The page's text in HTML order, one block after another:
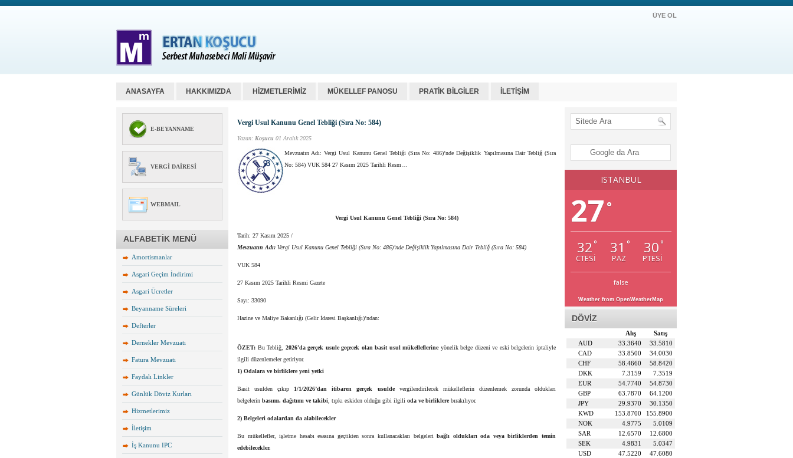
ÜYE OL
ANASAYFA HAKKIMIZDA HİZMETLERİMİZ MÜKELLEF PANOSU PRATİK BİLGİLER İLETİŞİM
E-BEYANNAME
VERGI DAIRESI
WEBMAIL
ALFABETİK MENÜ
Amortismanlar
Asgari Geçim İndirimi
Asgari Ücretler
Beyanname Süreleri
Defterler
Dernekler Mevzuatı
Fatura Mevzuatı
Faydalı Linkler
Günlük Döviz Kurları
Hizmetlerimiz
İletişim
İş Kanunu IPC
Vergi Usul Kanunu Genel Tebliği (Sıra No: 584)
Yazan: Koşucu 01 Aralık 2025
Mevzuatın Adı: Vergi Usul Kanunu Genel Tebliği (Sıra No: 486)’nde Değişiklik Yapılmasına Dair Tebliğ (Sıra
No: 584) VUK 584 27 Kasım 2025 Tarihli Resm…
Vergi Usul Kanunu Genel Tebliği (Sıra No: 584)
Tarih: 27 Kasım 2025 /
Mevzuatın Adı: Vergi Usul Kanunu Genel Tebliği (Sıra No: 486)’nde Değişiklik Yapılmasına Dair Tebliğ (Sıra No: 584)
VUK 584
27 Kasım 2025 Tarihli Resmi Gazete
Sayı: 33090
Hazine ve Maliye Bakanlığı (Gelir İdaresi Başkanlığı)’ndan:
ÖZET: Bu Tebliğ, 2026’da gerçek usule geçecek olan basit usul mükelleflerineyönelik belge düzeni ve eski belgelerin iptaliyle
ilgili düzenlemeler getiriyor.
1) Odalara ve birliklere yeni yetki
Basit usulden çıkıp 1/1/2026’dan itibaren gerçek usuldevergilendirilecek mükelleflerin düzenlemek zorunda oldukları
belgelerin basımı, dağıtımı ve takibi , tıpkı eskiden olduğu gibi ilgili oda ve birliklerebırakılıyor.
2) Belgeleri odalardan da alabilecekler
Bu mükellefler, işletme hesabı esasına geçtikten sonra kullanacakları belgeleribağlı oldukları oda veya birliklerden temin
edebilecekler.
ISTANBUL
27 °
32 °
CTESI
31 °
PAZ
30 °
PTESI
false
Weather from OpenWeatherMap
DÖVİZ
Satış
Alış
AUD
33.5810
33.3640
CAD
34.0030
33.8500
CHF
58.8420
58.4660
DKK
7.3519
7.3159
EUR
54.8730
54.7740
GBP
64.1200
63.7870
JPY
30.1350
29.9370
KWD
155.8900
153.8700
NOK
5.0109
4.9775
SAR
12.6800
12.6570
SEK
5.0347
4.9831
USD
47.6080
47.5220